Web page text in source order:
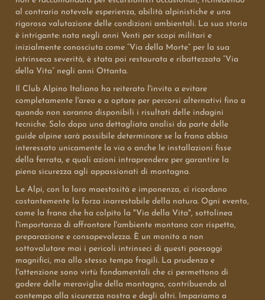
al contrario notevole esperienza, abilità alpinistiche e una
rigorosa valutazione delle condizioni ambientali. La sua storia
è intrigante: nata negli anni Venti per scopi militari e
inizialmente conosciuta come “Via della Morte” per la sua
intrinseca severità, è stata poi restaurata e ribattezzata “Via
della Vita” negli anni Ottanta.
Il Club Alpino Italiano ha reiterato l'invito a evitare
completamente l'area e a optare per percorsi alternativi fino a
quando non saranno disponibili i risultati delle indagini
tecniche. Solo dopo una dettagliata analisi da parte delle
guide alpine sarà possibile determinare se la frana abbia
interessato unicamente la via o anche le installazioni fisse
della ferrata, e quali azioni intraprendere per garantire la
piena sicurezza agli appassionati di montagna.
Le Alpi, con la loro maestosità e imponenza, ci ricordano
costantemente la forza inarrestabile della natura. Ogni evento,
come la frana che ha colpito la "Via della Vita", sottolinea
l'importanza di affrontare l'ambiente montano con rispetto,
preparazione e consapevolezza. È un monito a non
sottovalutare mai i pericoli intrinseci di questi paesaggi
magnifici, ma allo stesso tempo fragili. La prudenza e
l'attenzione sono virtù fondamentali che ci permettono di
godere delle meraviglie della montagna, contribuendo al
contempo alla sicurezza nostra e degli altri. Impariamo a